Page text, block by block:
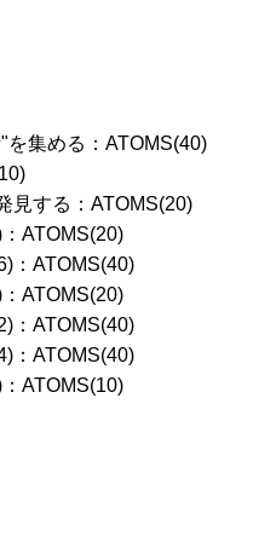
集める：ATOMS(40)
見する：ATOMS(20)
ATOMS(20)
：ATOMS(40)
ATOMS(20)
：ATOMS(40)
：ATOMS(40)
ATOMS(10)